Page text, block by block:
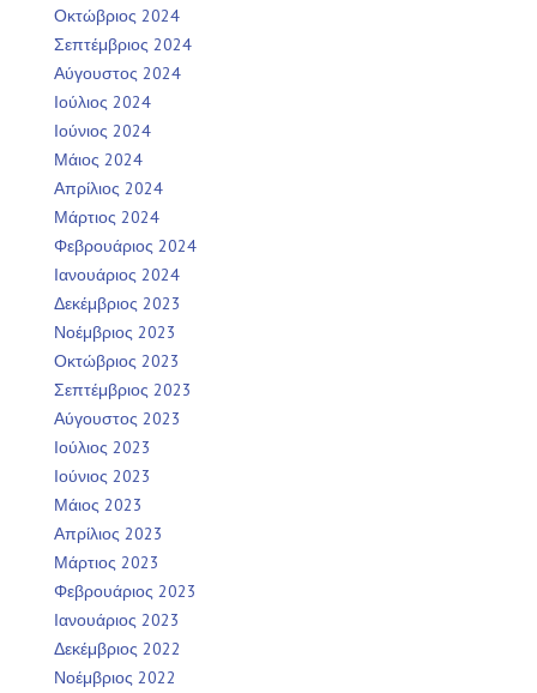
Οκτώβριος 2024
Σεπτέμβριος 2024
Αύγουστος 2024
Ιούλιος 2024
Ιούνιος 2024
Μάιος 2024
Απρίλιος 2024
Μάρτιος 2024
Φεβρουάριος 2024
Ιανουάριος 2024
Δεκέμβριος 2023
Νοέμβριος 2023
Οκτώβριος 2023
Σεπτέμβριος 2023
Αύγουστος 2023
Ιούλιος 2023
Ιούνιος 2023
Μάιος 2023
Απρίλιος 2023
Μάρτιος 2023
Φεβρουάριος 2023
Ιανουάριος 2023
Δεκέμβριος 2022
Νοέμβριος 2022